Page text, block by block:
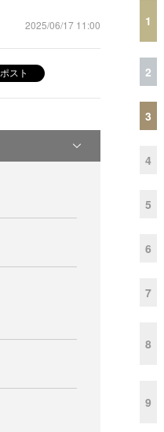
2025/06/17 11:00
ポスト
1
2
3
4
5
6
7
8
9